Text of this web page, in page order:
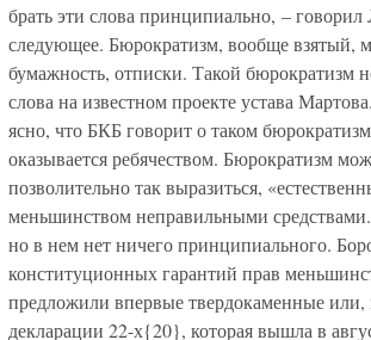
брать эти слова принципиально, –
следующее. Бюрократизм, вообще взятый,
бумажность, отписки. Такой бюрократизм
слова на известном проекте устава
ясно, что БКБ говорит о таком
оказывается ребячеством. Бюрократизм
позволительно так выразиться,
меньшинством неправильными
но в нем нет ничего принципиального.
конституционных гарантий прав
предложили впервые твердокаменные
декларации 22-х{20}, которая вышла в